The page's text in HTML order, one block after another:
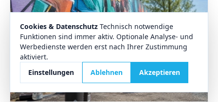
Cookies & Datenschutz Technisch notwendige
Funktionen sind immer aktiv. Optionale Analyse- und
Werbedienste werden erst nach Ihrer Zustimmung
aktiviert.
Einstellungen
Ablehnen Akzeptieren